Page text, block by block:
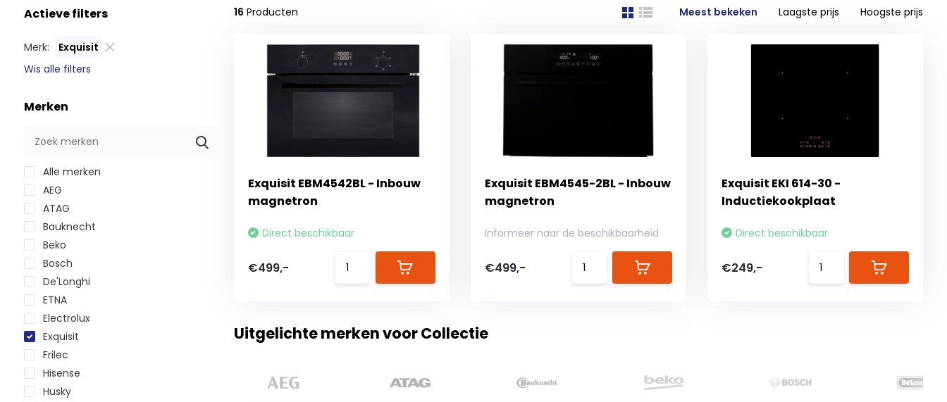
Actieve filters
Merk:
Exquisit
Wis alle filters
Merken
Alle merken
AEG
ATAG
Bauknecht
Beko
Bosch
De'Longhi
ETNA
Electrolux
Exquisit
Frilec
Hisense
Husky
16 Producten Meest bekeken Laagste prijs Hoogste prijs
Exquisit EBM4542BL - Inbouw
magnetron
Direct beschikbaar
€499,-
Exquisit EBM4545-2BL - Inbouw
magnetron
Informeer naar de beschikbaarheid
€499,-
Exquisit EKI 614-30 -
Inductiekookplaat
Direct beschikbaar
€249,-
Uitgelichte merken voor Collectie